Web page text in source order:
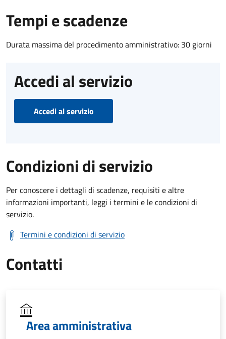
Tempi e scadenze
Durata massima del procedimento amministrativo: 30 giorni
Accedi al servizio
Accedi al servizio
Condizioni di servizio
Per conoscere i dettagli di scadenze, requisiti e altre
informazioni importanti, leggi i termini e le condizioni di
servizio.
Termini e condizioni di servizio
Contatti
Area amministrativa